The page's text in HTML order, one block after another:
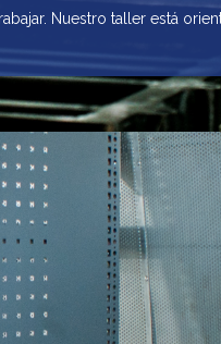
Nuestro taller está